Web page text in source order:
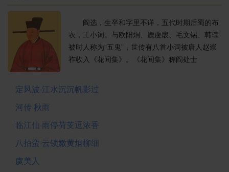
阎选，生卒和字里不详，五代时期后蜀的布
衣，工小词。与欧阳烔、鹿虔扆、毛文锡、韩琮
被时人称为“五鬼”，世传有八首小词被唐人赵崇
祚收入《花间集》。《花间集》称阎处士
定风波·江水沉沉帆影过
河传·秋雨
临江仙·雨停荷芰逗浓香
八拍蛮·云锁嫩黄烟柳细
虞美人